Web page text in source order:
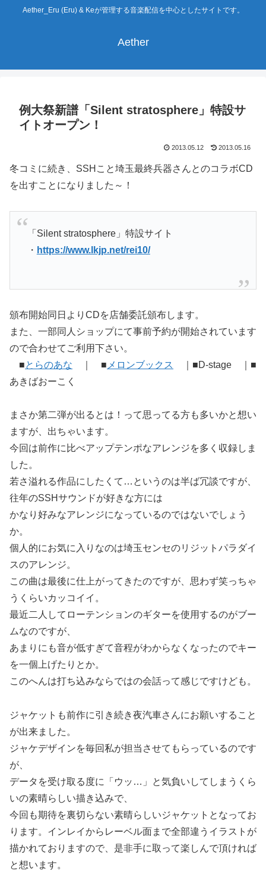
Aether_Eru (Eru) & Keが管理する音楽配信を中心としたサイトです。
Aether
例大祭新譜「Silent stratosphere」特設サ
イトオープン！
2013.05.12 2013.05.16
冬コミに続き、SSHこと埼玉最終兵器さんとのコラボCD
を出すことになりました～！
「Silent stratosphere」特設サイト
・ https://www.lkjp.net/rei10/
頒布開始同日よりCDを店舗委託頒布します。
また、一部同人ショップにて事前予約が開始されています
ので合わせてご利用下さい。
■とらのあな ｜ ■ メロンブックス
｜■D-stage ｜■
あきばおーこく
まさか第二弾が出るとは！って思ってる方も多いかと想い
ますが、出ちゃいます。
今回は前作に比べアップテンポなアレンジを多く収録しま
した。
若さ溢れる作品にしたくて…というのは半ば冗談ですが、
往年のSSHサウンドが好きな方には
かなり好みなアレンジになっているのではないでしょう
か。
個人的にお気に入りなのは埼玉センセのリジットパラダイ
スのアレンジ。
この曲は最後に仕上がってきたのですが、思わず笑っちゃ
うくらいカッコイイ。
最近二人してローテンションのギターを使用するのがブー
ムなのですが、
あまりにも音が低すぎて音程がわからなくなったのでキー
を一個上げたりとか。
このへんは打ち込みならではの会話って感じですけども。
ジャケットも前作に引き続き夜汽車さんにお願いすること
が出来ました。
ジャケデザインを毎回私が担当させてもらっているのです
が、
データを受け取る度に「ウッ…」と気負いしてしまうくら
いの素晴らしい描き込みで、
今回も期待を裏切らない素晴らしいジャケットとなってお
ります。インレイからレーベル面まで全部違うイラストが
描かれておりますので、是非手に取って楽しんで頂ければ
と想います。